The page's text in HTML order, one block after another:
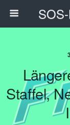
Staffel,